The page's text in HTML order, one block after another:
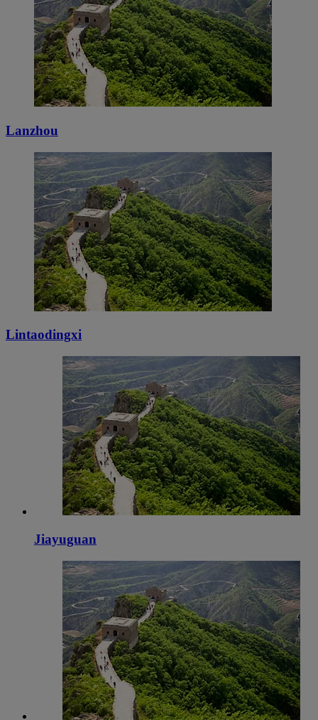
Lanzhou
Lintaodingxi
Jiayuguan